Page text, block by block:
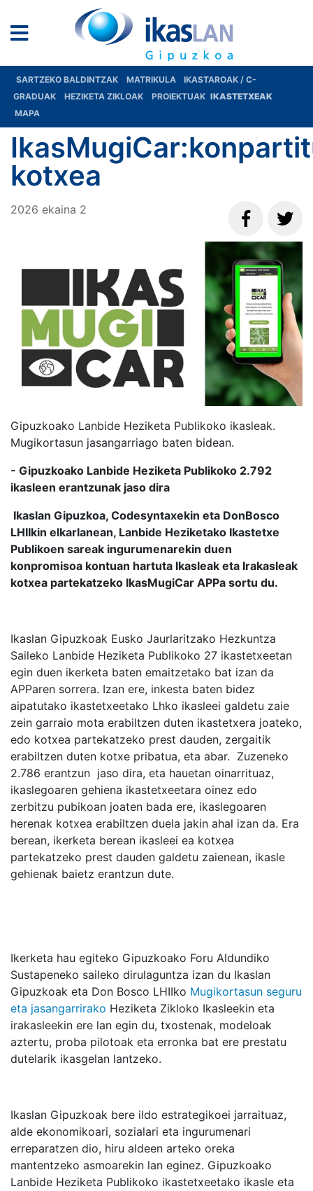
SARTZEKO BALDINTZAK MATRIKULA
IKASTAROAK / C-
GRADUAK
HEZIKETA ZIKLOAK PROIEKTUAK IKASTETXEAK
MAPA
kotxea
2026 ekaina 2
Gipuzkoako Lanbide Heziketa Publikoko ikasleak.
Mugikortasun jasangarriago baten bidean.
- Gipuzkoako Lanbide Heziketa Publikoko 2.792
ikasleen erantzunak jaso dira
Ikaslan Gipuzkoa, Codesyntaxekin eta DonBosco
LHIIkin elkarlanean, Lanbide Heziketako Ikastetxe
Publikoen sareak ingurumenarekin duen
konpromisoa kontuan hartuta Ikasleak eta Irakasleak
kotxea partekatzeko IkasMugiCar APPa sortu du.
Ikaslan Gipuzkoak Eusko Jaurlaritzako Hezkuntza
Saileko Lanbide Heziketa Publikoko 27 ikastetxeetan
egin duen ikerketa baten emaitzetako bat izan da
APParen sorrera. Izan ere, inkesta baten bidez
aipatutako ikastetxeetako Lhko ikasleei galdetu zaie
zein garraio mota erabiltzen duten ikastetxera joateko,
edo kotxea partekatzeko prest dauden, zergaitik
erabiltzen duten kotxe pribatua, eta abar. Zuzeneko
2.786 erantzun jaso dira, eta hauetan oinarrituaz,
ikaslegoaren gehiena ikastetxeetara oinez edo
zerbitzu pubikoan joaten bada ere, ikaslegoaren
herenak kotxea erabiltzen duela jakin ahal izan da. Era
berean, ikerketa berean ikasleei ea kotxea
partekatzeko prest dauden galdetu zaienean, ikasle
gehienak baietz erantzun dute.
Ikerketa hau egiteko Gipuzkoako Foru Aldundiko
Sustapeneko saileko dirulaguntza izan du Ikaslan
Gipuzkoak eta Don Bosco LHIIko Mugikortasun seguru
eta jasangarrirako Heziketa Zikloko Ikasleekin eta
irakasleekin ere lan egin du, txostenak, modeloak
aztertu, proba pilotoak eta erronka bat ere prestatu
dutelarik ikasgelan lantzeko.
Ikaslan Gipuzkoak bere ildo estrategikoei jarraituaz,
alde ekonomikoari, sozialari eta ingurumenari
erreparatzen dio, hiru aldeen arteko oreka
mantentzeko asmoarekin lan eginez. Gipuzkoako
Lanbide Heziketa Publikoko ikastetxeetako ikasle eta